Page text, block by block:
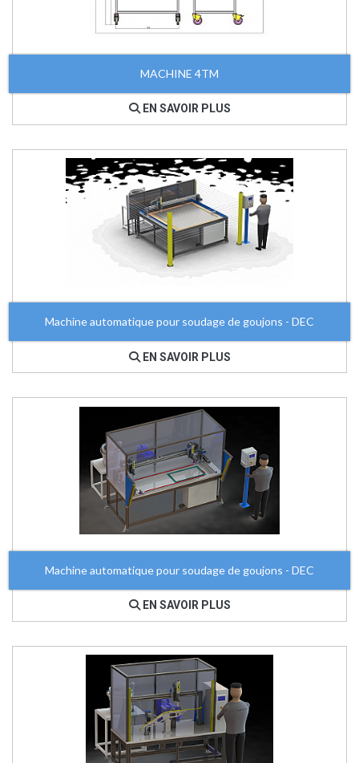
MACHINE 4TM
EN SAVOIR PLUS
Machine automatique pour soudage de goujons - DEC
EN SAVOIR PLUS
Machine automatique pour soudage de goujons - DEC
EN SAVOIR PLUS